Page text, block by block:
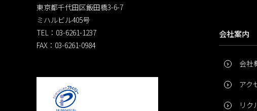
東京都千代田区飯田橋3-6-7
ミハルビル405号
TEL：03-6261-1237
FAX：03-6261-0984
会社案内
会社
アク
リク